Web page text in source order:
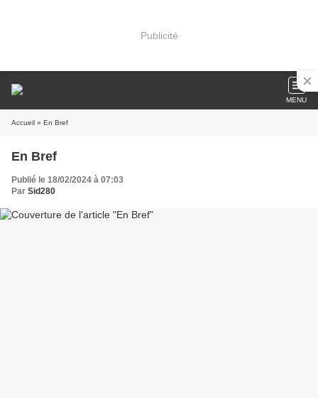
Publicité
MENU
Accueil » En Bref
En Bref
Publié le 18/02/2024 à 07:03
Par Sid280